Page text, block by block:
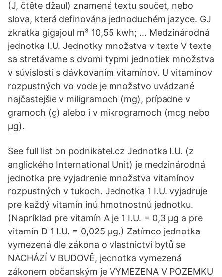
(J, čtěte džaul) znamená textu součet, nebo
slova, která definována jednoduchém jazyce. GJ
zkratka gigajoul m³ 10,55 kwh; … Medzinárodná
jednotka I.U. Jednotky množstva v texte V texte
sa stretávame s dvomi typmi jednotiek množstva
v súvislosti s dávkovaním vitamínov. U vitamínov
rozpustných vo vode je množstvo uvádzané
najčastejšie v miligramoch (mg), prípadne v
gramoch (g) alebo i v mikrogramoch (mcg nebo
μg).
See full list on podnikatel.cz Jednotka I.U. (z
anglického International Unit) je medzinárodná
jednotka pre vyjadrenie množstva vitamínov
rozpustných v tukoch. Jednotka 1 I.U. vyjadruje
pre každý vitamín inú hmotnostnú jednotku.
(Napríklad pre vitamín A je 1 I.U. = 0,3 μg a pre
vitamín D 1 I.U. = 0,025 μg.) Zatímco jednotka
vymezená dle zákona o vlastnictví bytů se
NACHÁZÍ V BUDOVĚ, jednotka vymezená
zákonem občanským je VYMEZENA V POZEMKU